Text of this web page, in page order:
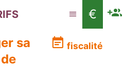
€
sa
fiscalité